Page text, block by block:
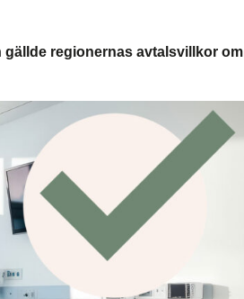
regionernas avtalsvillkor om